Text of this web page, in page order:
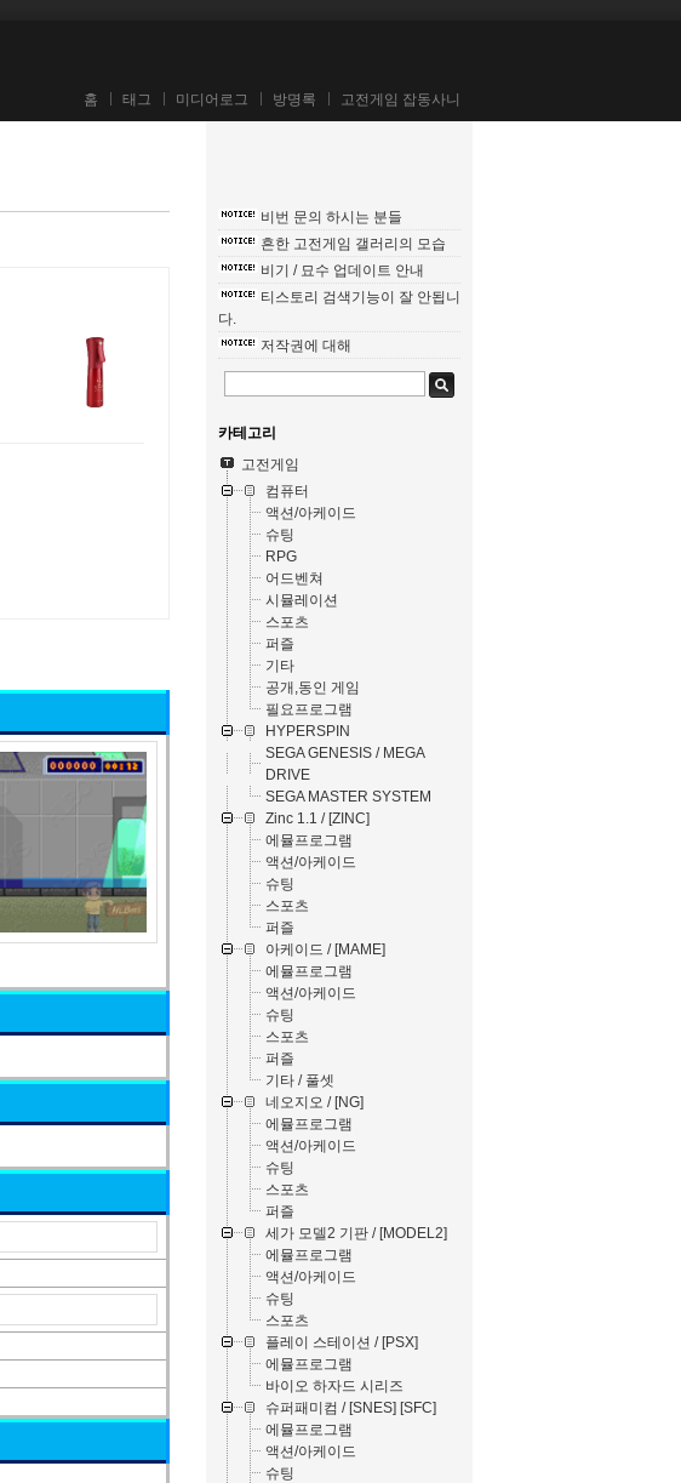
홈 태그 미디어로그 방명록 고전게임 잡동사니
비번 문의 하시는 분들
흔한 고전게임 갤러리의 모습
비기 / 묘수 업데이트 안내
티스토리 검색기능이 잘 안됩니
다.
저작권에 대해
카테고리
고전게임
컴퓨터
액션/아케이드
슈팅
RPG
어드벤쳐
시뮬레이션
스포츠
퍼즐
기타
공개,동인 게임
필요프로그램
HYPERSPIN
SEGA GENESIS / MEGA
DRIVE
SEGA MASTER SYSTEM
Zinc 1.1 / [ZINC]
에뮬프로그램
액션/아케이드
슈팅
스포츠
퍼즐
아케이드 / [MAME]
에뮬프로그램
액션/아케이드
슈팅
스포츠
퍼즐
기타 / 풀셋
네오지오 / [NG]
에뮬프로그램
액션/아케이드
슈팅
스포츠
퍼즐
세가 모델2 기판 / [MODEL2]
에뮬프로그램
액션/아케이드
슈팅
스포츠
플레이 스테이션 / [PSX]
에뮬프로그램
바이오 하자드 시리즈
슈퍼패미컴 / [SNES] [SFC]
에뮬프로그램
액션/아케이드
슈팅